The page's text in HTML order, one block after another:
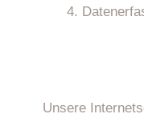
4.
Unsere